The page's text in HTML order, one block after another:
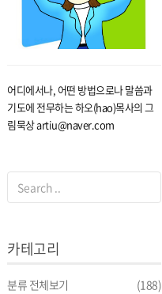
어디에서나, 어떤 방법으로나 말씀과
기도에 전무하는 하오(hao)목사의 그
림묵상 artiu@naver.com
카테고리
분류 전체보기
(188)